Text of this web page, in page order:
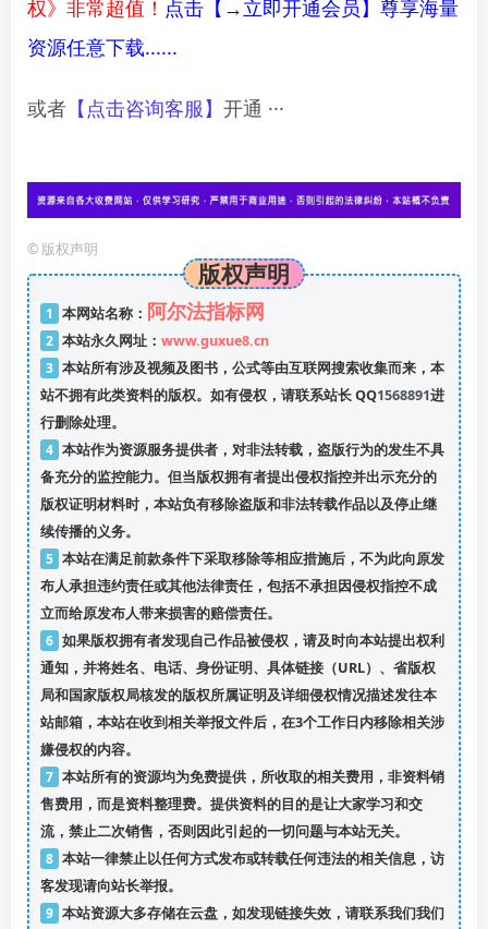
权》非常超值！ 点击【→立即开通会员】尊享海量
资源任意下载......
或者 【点击咨询客服】 开通 ···
© 版权声明
版权声明
1 本网站名称： 阿尔法指标网
2 本站永久网址： www.guxue8.cn
3 本站所有涉及视频及图书，公式等由互联网搜索收集而来，本
站不拥有此类资料的版权。如有侵权，请联系站长 QQ1568891进
行删除处理。
4 本站作为资源服务提供者，对非法转载，盗版行为的发生不具
备充分的监控能力。但当版权拥有者提出侵权指控并出示充分的
版权证明材料时，本站负有移除盗版和非法转载作品以及停止继
续传播的义务。
5 本站在满足前款条件下采取移除等相应措施后，不为此向原发
布人承担违约责任或其他法律责任，包括不承担因侵权指控不成
立而给原发布人带来损害的赔偿责任。
6 如果版权拥有者发现自己作品被侵权，请及时向本站提出权利
通知，并将姓名、电话、身份证明、具体链接（URL）、省版权
局和国家版权局核发的版权所属证明及详细侵权情况描述发往本
站邮箱，本站在收到相关举报文件后，在3个工作日内移除相关涉
嫌侵权的内容。
7 本站所有的资源均为免费提供，所收取的相关费用，非资料销
售费用，而是资料整理费。提供资料的目的是让大家学习和交
流，禁止二次销售，否则因此引起的一切问题与本站无关。
8 本站一律禁止以任何方式发布或转载任何违法的相关信息，访
客发现请向站长举报。
9 本站资源大多存储在云盘，如发现链接失效，请联系我们我们